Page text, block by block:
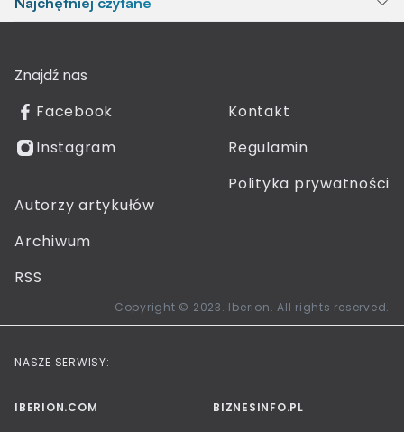
Znajdź nas
Facebook
Instagram
Kontakt
Regulamin
Polityka prywatności
Autorzy artykułów
Archiwum
RSS
Copyright © 2023. Iberion. All rights reserved.
NASZE SERWISY:
IBERION.COM BIZNESINFO.PL